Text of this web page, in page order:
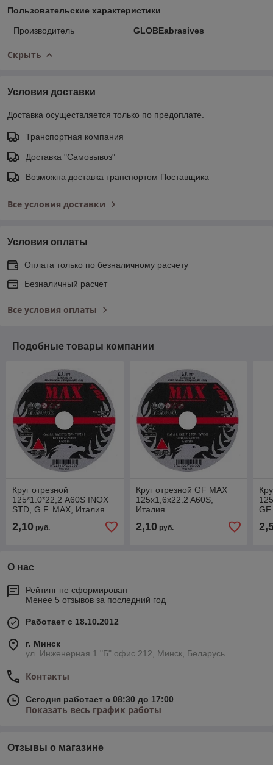
Пользовательские характеристики
Производитель GLOBEabrasives
Скрыть
Условия доставки
Доставка осуществляется только по предоплате.
Транспортная компания
Доставка "Самовывоз"
Возможна доставка транспортом Поставщика
Все условия доставки
Условия оплаты
Оплата только по безналичному расчету
Безналичный расчет
Все условия оплаты
Подобные товары компании
Круг отрезной
125*1.0*22,2 A60S INOX
STD, G.F. MAX, Италия
2,10 руб.
Круг отрезной GF MAX
125x1,6x22.2 A60S,
Италия
2,10руб.
GF
О нас
Рейтинг не сформирован
Менее 5 отзывов за последний год
Работает с 18.10.2012
г. Минск
ул. Инженерная 1 "Б" офис 212, Минск, Беларусь
Контакты
Сегодня работает с 08:30 до 17:00
Показать весь график работы
Отзывы о магазине